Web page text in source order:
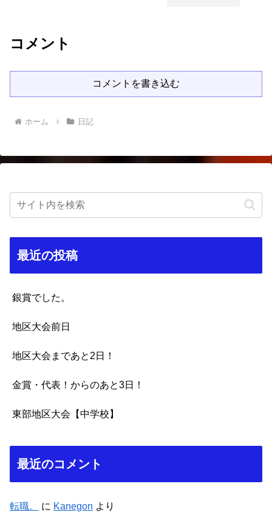
コメント
コメントを書き込む
ホーム 日記
最近の投稿
銀賞でした。
地区大会前日
地区大会まであと2日！
金賞・代表！からのあと3日！
東部地区大会【中学校】
最近のコメント
転職。 に Kanegon より